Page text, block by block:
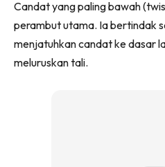
Candat yang paling bawah
perambut utama. Ia bertindak
menjatuhkan candat ke dasar
meluruskan tali.